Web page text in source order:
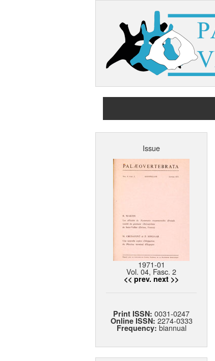
Issue
1971-01
Vol. 04, Fasc. 2
<< prev. next >>
Print ISSN: 0031-0247
Online ISSN: 2274-0333
Frequency: biannual